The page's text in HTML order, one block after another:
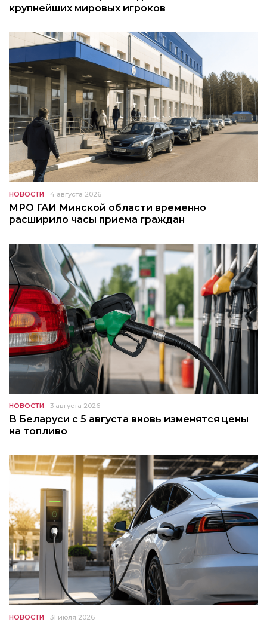
крупнейших мировых игроков
НОВОСТИ 4 августа 2026
МРО ГАИ Минской области временно
расширило часы приема граждан
НОВОСТИ 3 августа 2026
В Беларуси с 5 августа вновь изменятся цены
на топливо
НОВОСТИ 31 июля 2026